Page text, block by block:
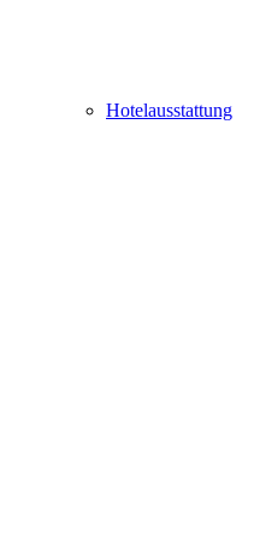
Hotelausstattung